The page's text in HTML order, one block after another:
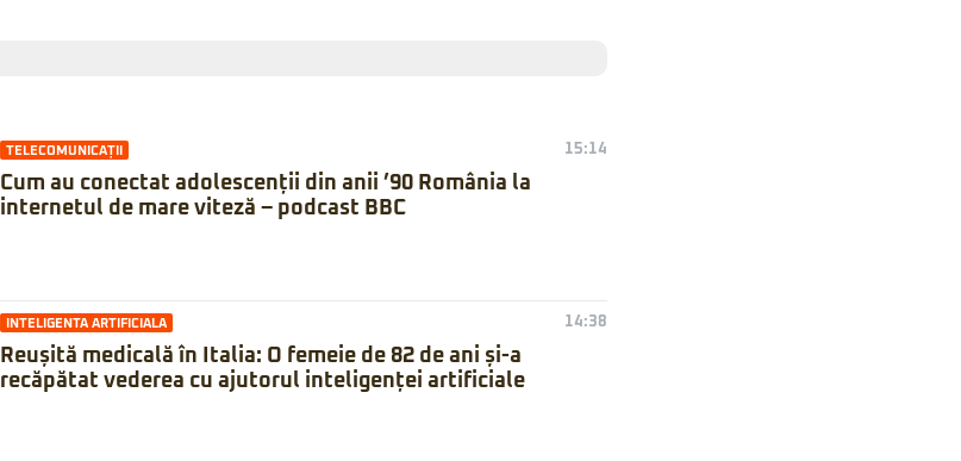
TELECOMUNICAȚII 15:14
Cum au conectat adolescenții din anii ’90 România la
internetul de mare viteză – podcast BBC
INTELIGENTA ARTIFICIALA 14:38
Reușită medicală în Italia: O femeie de 82 de ani și-a
recăpătat vederea cu ajutorul inteligenței artificiale